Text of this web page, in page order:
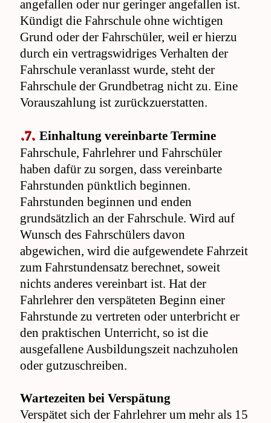
angefallen oder nur geringer angefallen ist.
Kündigt die Fahrschule ohne wichtigen
Grund oder der Fahrschüler, weil er hierzu
durch ein vertragswidriges Verhalten der
Fahrschule veranlasst wurde, steht der
Fahrschule der Grundbetrag nicht zu. Eine
Vorauszahlung ist zurückzuerstatten.
.7. Einhaltung vereinbarte Termine
Fahrschule, Fahrlehrer und Fahrschüler
haben dafür zu sorgen, dass vereinbarte
Fahrstunden pünktlich beginnen.
Fahrstunden beginnen und enden
grundsätzlich an der Fahrschule. Wird auf
Wunsch des Fahrschülers davon
abgewichen, wird die aufgewendete Fahrzeit
zum Fahrstundensatz berechnet, soweit
nichts anderes vereinbart ist. Hat der
Fahrlehrer den verspäteten Beginn einer
Fahrstunde zu vertreten oder unterbricht er
den praktischen Unterricht, so ist die
ausgefallene Ausbildungszeit nachzuholen
oder gutzuschreiben.
Wartezeiten bei Verspätung
Verspätet sich der Fahrlehrer um mehr als 15